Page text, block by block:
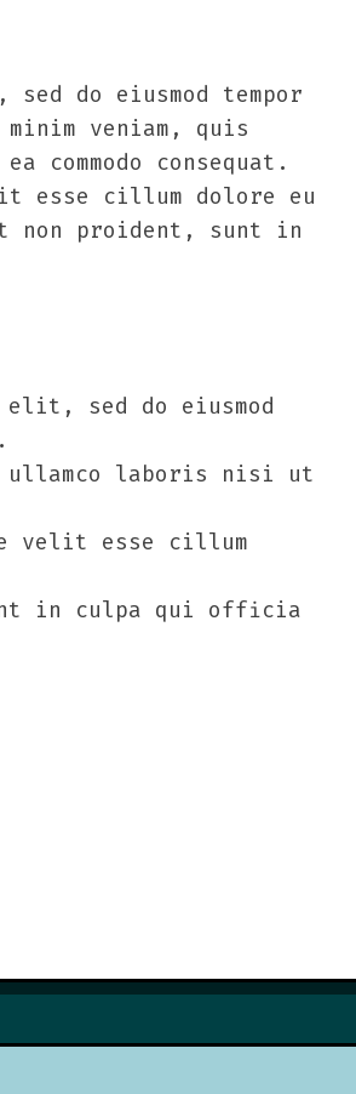
do eiusmod tempor
veniam, quis
consequat.
esse cillum dolore eu
non proident, sunt in
sed do eiusmod
ullamco laboris nisi ut
velit esse cillum
in culpa qui officia